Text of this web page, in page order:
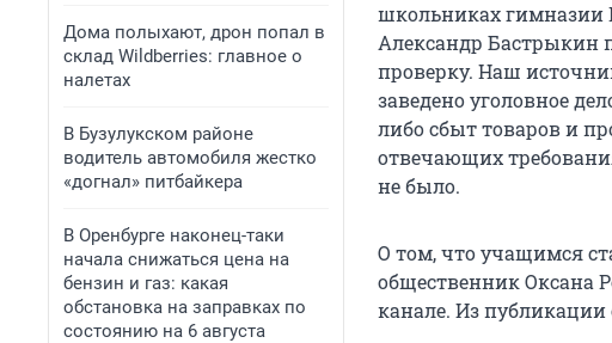
Дома полыхают, дрон попал в
склад Wildberries: главное о
налетах
В Бузулукском районе
водитель автомобиля жестко
«догнал» питбайкера
В Оренбурге наконец-таки
начала снижаться цена на
бензин и газ: какая
обстановка на заправках по
состоянию на 6 августа
школьниках гимназии
Александр Бастрыкин
проверку. Наш
заведено уголовное
либо сбыт товаров и
отвечающих
не было.
О том, что учащимся
общественник Оксана
канале. Из публикации